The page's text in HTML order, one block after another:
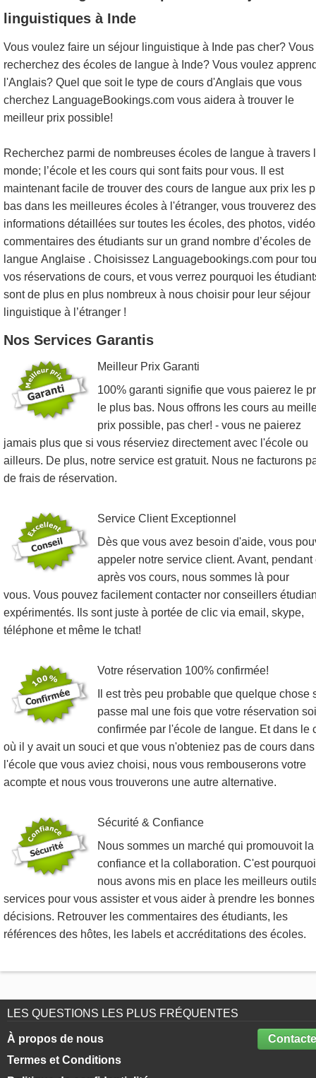
linguistiques à Inde
Vous voulez faire un séjour linguistique à Inde pas cher? Vous
recherchez des écoles de langue à Inde? Vous voulez
l'Anglais? Quel que soit le type de cours d'Anglais que vous
cherchez LanguageBookings.com vous aidera à trouver le
meilleur prix possible!
Recherchez parmi de nombreuses écoles de langue à travers
monde; l’école et les cours qui sont faits pour vous. Il est
maintenant facile de trouver des cours de langue aux prix les
bas dans les meilleures écoles à l'étranger, vous trouverez des
informations détaillées sur toutes les écoles, des photos,
commentaires des étudiants sur un grand nombre d’écoles de
langue Anglaise . Choisissez Languagebookings.com pour
vos réservations de cours, et vous verrez pourquoi les
sont de plus en plus nombreux à nous choisir pour leur séjour
linguistique à l’étranger !
Nos Services Garantis
Meilleur Prix Garanti
100% garanti signifie que vous paierez le
le plus bas. Nous offrons les cours au
prix possible, pas cher! - vous ne paierez
jamais plus que si vous réserviez directement avec l'école ou
ailleurs. De plus, notre service est gratuit. Nous ne facturons
de frais de réservation.
Service Client Exceptionnel
Dès que vous avez besoin d'aide, vous
appeler notre service client. Avant, pendant
après vos cours, nous sommes là pour
vous. Vous pouvez facilement contacter nor conseillers
expérimentés. Ils sont juste à portée de clic via email, skype,
téléphone et même le tchat!
Votre réservation 100% confirmée!
Il est très peu probable que quelque chose
passe mal une fois que votre réservation
confirmée par l'école de langue. Et dans le
où il y avait un souci et que vous n'obteniez pas de cours dans
l'école que vous aviez choisi, nous vous rembouserons votre
acompte et nous vous trouverons une autre alternative.
Sécurité & Confiance
Nous sommes un marché qui promouvoit la
confiance et la collaboration. C'est pourquoi
nous avons mis en place les meilleurs
services pour vous assister et vous aider à prendre les bonnes
décisions. Retrouver les commentaires des étudiants, les
références des hôtes, les labels et accréditations des écoles.
LES QUESTIONS LES PLUS FRÉQUENTES
À propos de nous
Termes et Conditions